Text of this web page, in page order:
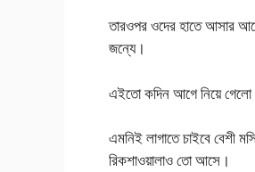
তারওপর ওদের হাতে আসার
জন্যে।
এইতো কদিন আগে নিয়ে
এমনিই লাগাতে চাইবে বেশী
রিকশাওয়ালাও তো আসে।